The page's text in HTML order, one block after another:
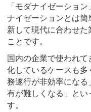
「モダナイゼーショ
ナイゼーションとは簡
新して現代に合わせ
ことです。
国内の企業で使われ
化しているケースも
務遂行が非効率にな
有が難しくなる」とい
す。